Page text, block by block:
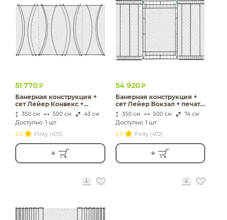
51 770 Р
Банерная конструкция +
сет Лейер Конвекс +
печать Принт и т.д.
350 см 500 см 43 см
Доступно: 1 шт
5.0
Pinty (472)
54 920 Р
Банерная конструкция +
сет Лейер Вокзал + печать
Принт и т.д.
350 см 500 см 74 см
Доступно: 1 шт
5.0
Pinty (472)